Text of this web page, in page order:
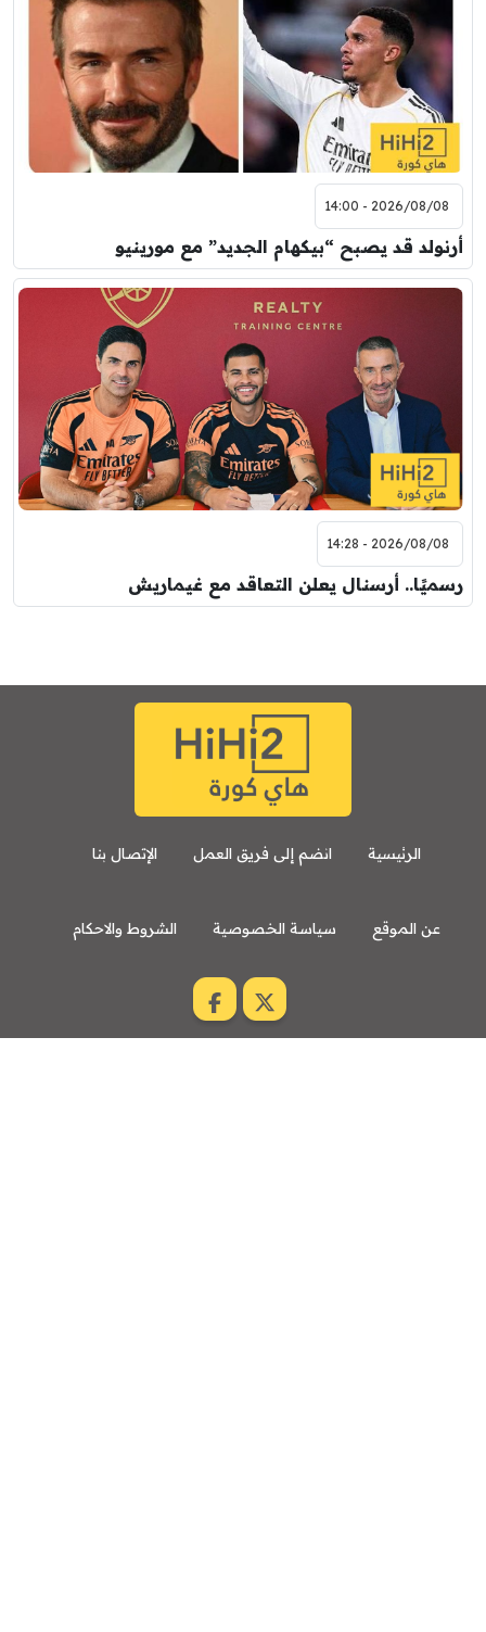
2026/08/08 - 14:00
أرنولد قد يصبح “بيكهام الجديد” مع مورينيو
2026/08/08 - 14:28
رسميًا.. أرسنال يعلن التعاقد مع غيماريش
الرئيسية انضم إلى فريق العمل الإتصال بنا
عن الموقع سياسة الخصوصية الشروط والاحكام